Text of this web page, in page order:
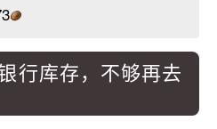
行库存，不够再去